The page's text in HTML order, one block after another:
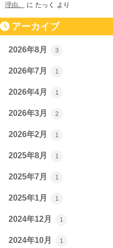
理由。
に たっく より
アーカイブ
2026年8月 3
2026年7月 1
2026年4月 1
2026年3月 2
2026年2月 1
2025年8月 1
2025年7月 1
2025年1月 1
2024年12月 1
2024年10月 1